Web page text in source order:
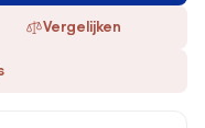
Vergelijken